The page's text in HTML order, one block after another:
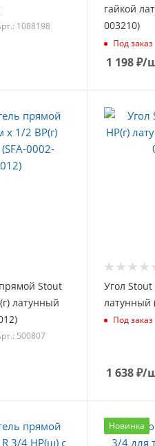
1088198
гайкой
003210)
Под заказ
1 198₽/
Stout
латунный
500807
Угол
латунный
Под заказ
1 638₽/
Новинка